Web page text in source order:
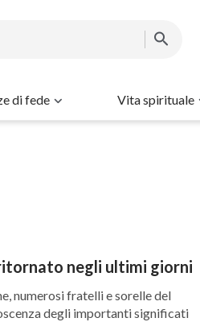
di fede Vita spirituale
negli ultimi giorni
numerosi fratelli e sorelle del
degli importanti significati